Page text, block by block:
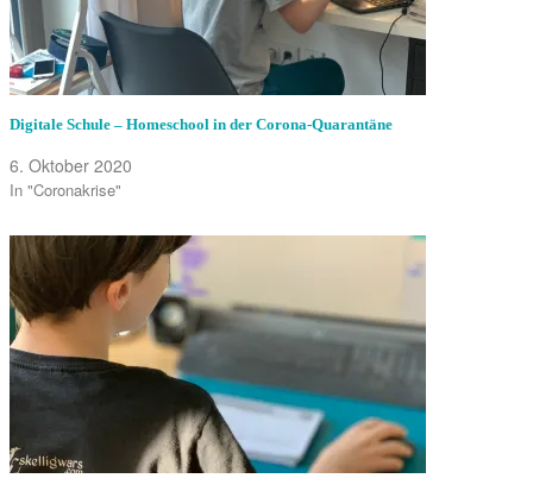
Digitale Schule – Homeschool in der Corona-Quarantäne
6. Oktober 2020
In "Coronakrise"